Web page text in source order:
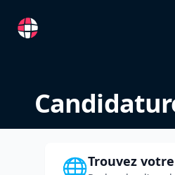
RemoteFR
🌐Trouvez